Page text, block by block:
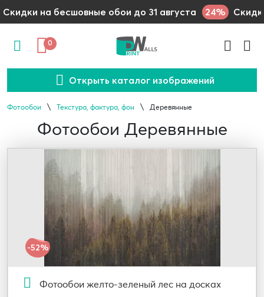
Скидки на бесшовные обои до 31 августа 24%
0
Открыть каталог изображений
Фотообои Текстура, фактура, фон Деревянные
Фотообои Деревянные
-52%
Фотообои желто-зеленый лес на досках